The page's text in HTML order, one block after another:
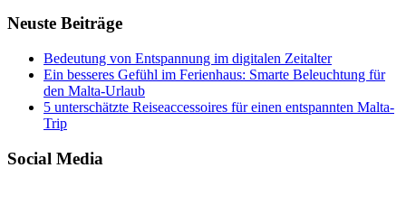
Neuste Beiträge
Bedeutung von Entspannung im digitalen Zeitalter
Ein besseres Gefühl im Ferienhaus: Smarte Beleuchtung für
den Malta-Urlaub
5 unterschätzte Reiseaccessoires für einen entspannten Malta-
Trip
Social Media